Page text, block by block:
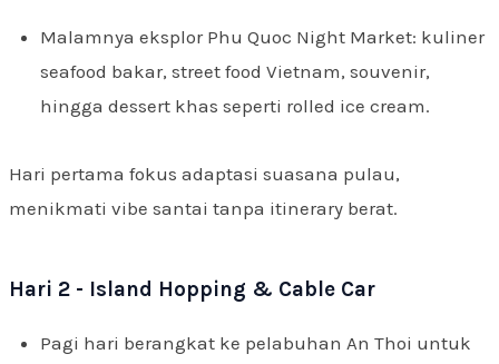
Malamnya eksplor Phu Quoc Night Market: kuliner
seafood bakar, street food Vietnam, souvenir,
hingga dessert khas seperti rolled ice cream.
Hari pertama fokus adaptasi suasana pulau,
menikmati vibe santai tanpa itinerary berat.
Hari 2 - Island Hopping & Cable Car
Pagi hari berangkat ke pelabuhan An Thoi untuk